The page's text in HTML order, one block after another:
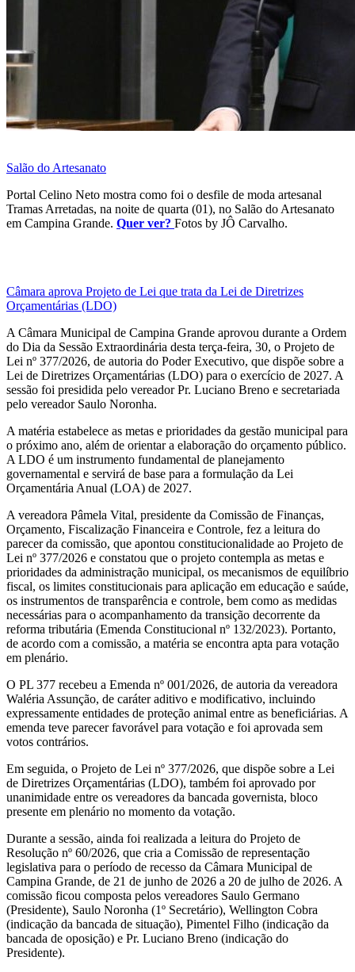
Salão do Artesanato
Portal Celino Neto mostra como foi o desfile de moda artesanal
Tramas Arretadas, na noite de quarta (01), no Salão do Artesanato
em Campina Grande. Quer ver? Fotos by JÔ Carvalho.
Câmara aprova Projeto de Lei que trata da Lei de Diretrizes
Orçamentárias (LDO)
A Câmara Municipal de Campina Grande aprovou durante a Ordem
do Dia da Sessão Extraordinária desta terça-feira, 30, o Projeto de
Lei nº 377/2026, de autoria do Poder Executivo, que dispõe sobre a
Lei de Diretrizes Orçamentárias (LDO) para o exercício de 2027. A
sessão foi presidida pelo vereador Pr. Luciano Breno e secretariada
pelo vereador Saulo Noronha.
A matéria estabelece as metas e prioridades da gestão municipal para
o próximo ano, além de orientar a elaboração do orçamento público.
A LDO é um instrumento fundamental de planejamento
governamental e servirá de base para a formulação da Lei
Orçamentária Anual (LOA) de 2027.
A vereadora Pâmela Vital, presidente da Comissão de Finanças,
Orçamento, Fiscalização Financeira e Controle, fez a leitura do
parecer da comissão, que apontou constitucionalidade ao Projeto de
Lei nº 377/2026 e constatou que o projeto contempla as metas e
prioridades da administração municipal, os mecanismos de equilíbrio
fiscal, os limites constitucionais para aplicação em educação e saúde,
os instrumentos de transparência e controle, bem como as medidas
necessárias para o acompanhamento da transição decorrente da
reforma tributária (Emenda Constitucional nº 132/2023). Portanto,
de acordo com a comissão, a matéria se encontra apta para votação
em plenário.
O PL 377 recebeu a Emenda nº 001/2026, de autoria da vereadora
Waléria Assunção, de caráter aditivo e modificativo, incluindo
expressamente entidades de proteção animal entre as beneficiárias. A
emenda teve parecer favorável para votação e foi aprovada sem
votos contrários.
Em seguida, o Projeto de Lei nº 377/2026, que dispõe sobre a Lei
de Diretrizes Orçamentárias (LDO), também foi aprovado por
unanimidade entre os vereadores da bancada governista, bloco
presente em plenário no momento da votação.
Durante a sessão, ainda foi realizada a leitura do Projeto de
Resolução nº 60/2026, que cria a Comissão de representação
legislativa para o período de recesso da Câmara Municipal de
Campina Grande, de 21 de junho de 2026 a 20 de julho de 2026. A
comissão ficou composta pelos vereadores Saulo Germano
(Presidente), Saulo Noronha (1º Secretário), Wellington Cobra
(indicação da bancada de situação), Pimentel Filho (indicação da
bancada de oposição) e Pr. Luciano Breno (indicação do
Presidente).